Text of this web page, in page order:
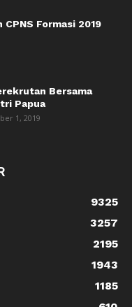
CPNS Formasi 2019
Bersama
Papua
1, 2019
9325
3257
2195
1943
1185